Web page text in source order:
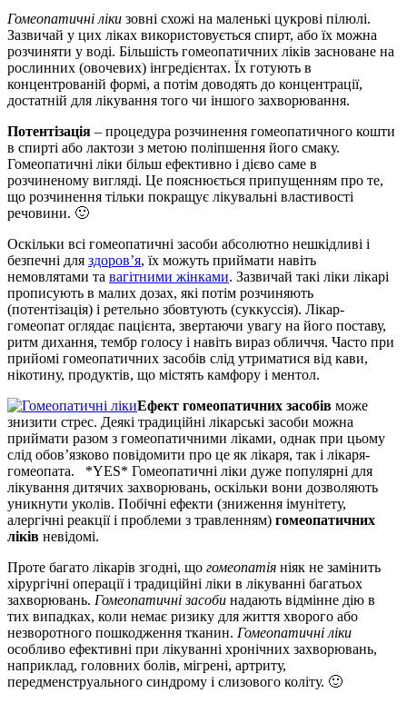
Гомеопатичні ліки зовні схожі на маленькі цукрові пілюлі.
Зазвичай у цих ліках використовується спирт, або їх можна
розчиняти у воді. Більшість гомеопатичних ліків засноване на
рослинних (овочевих) інгредієнтах. Їх готують в
концентрованій формі, а потім доводять до концентрації,
достатній для лікування того чи іншого захворювання.
Потентізація – процедура розчинення гомеопатичного кошти
в спирті або лактози з метою поліпшення його смаку.
Гомеопатичні ліки більш ефективно і дієво саме в
розчиненому вигляді. Це пояснюється припущенням про те,
що розчинення тільки покращує лікувальні властивості
речовини. 🙂
Оскільки всі гомеопатичні засоби абсолютно нешкідливі і
безпечні для здоров’я, їх можуть приймати навіть
немовлятами та вагітними жінками. Зазвичай такі ліки лікарі
прописують в малих дозах, які потім розчиняють
(потентізація) і ретельно збовтують (суккуссія). Лікар-
гомеопат оглядає пацієнта, звертаючи увагу на його поставу,
ритм дихання, тембр голосу і навіть вираз обличчя. Часто при
прийомі гомеопатичних засобів слід утриматися від кави,
нікотину, продуктів, що містять камфору і ментол.
Ефект гомеопатичних засобів може
знизити стрес. Деякі традиційні лікарські засоби можна
приймати разом з гомеопатичними ліками, однак при цьому
слід обов’язково повідомити про це як лікаря, так і лікаря-
гомеопата. *YES* Гомеопатичні ліки дуже популярні для
лікування дитячих захворювань, оскільки вони дозволяють
уникнути уколів. Побічні ефекти (зниження імунітету,
алергічні реакції і проблеми з травленням) гомеопатичних
ліків невідомі.
Проте багато лікарів згодні, що гомеопатія ніяк не замінить
хірургічні операції і традиційні ліки в лікуванні багатьох
захворювань. Гомеопатичні засоби надають відмінне дію в
тих випадках, коли немає ризику для життя хворого або
незворотного пошкодження тканин. Гомеопатичні ліки
особливо ефективні при лікуванні хронічних захворювань,
наприклад, головних болів, мігрені, артриту,
передменструального синдрому і слизового коліту. 🙂